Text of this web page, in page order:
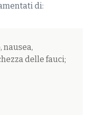
di:
delle fauci;